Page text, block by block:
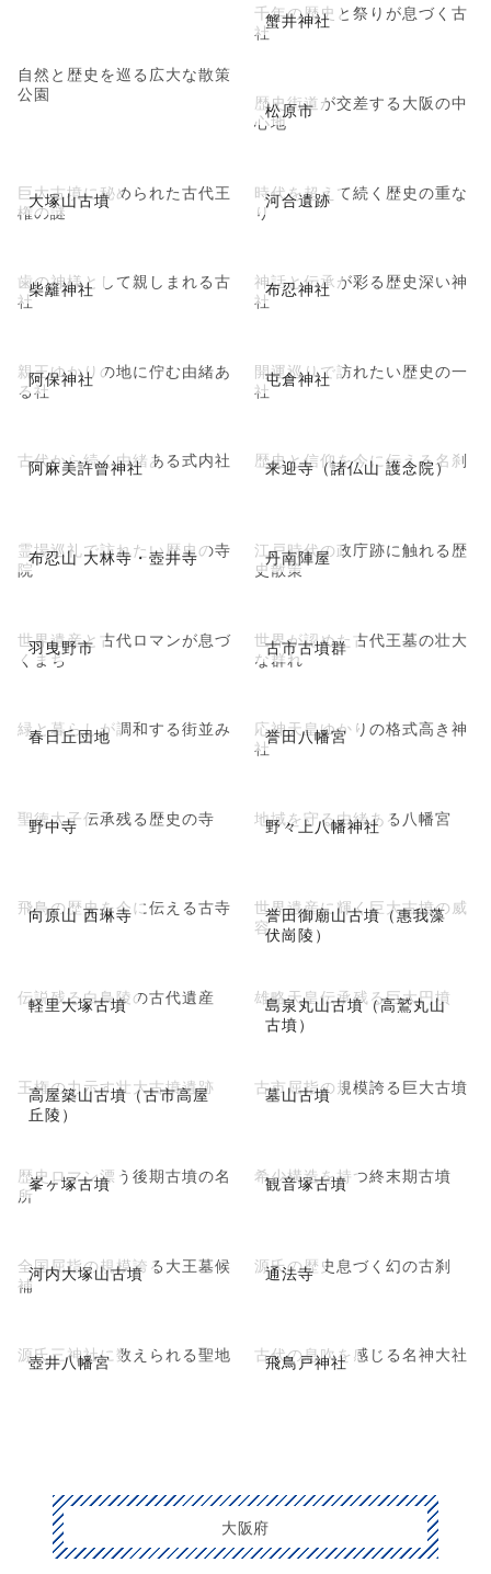
自然と歴史を巡る広大な散策
公園
蟹井神社
千年の歴史と祭りが息づく古
社
松原市
歴史街道が交差する大阪の中
心地
大塚山古墳
巨大古墳に秘められた古代王
権の謎
河合遺跡
時代を超えて続く歴史の重な
り
柴籬神社
歯の神様として親しまれる古
社
布忍神社
神話と伝承が彩る歴史深い神
社
阿保神社
親王ゆかりの地に佇む由緒あ
る社
屯倉神社
開運巡りで訪れたい歴史の一
社
阿麻美許曾神社
古代から続く由緒ある式内社 来迎寺（諸仏山 護念院）
歴史と信仰を今に伝える名刹
布忍山 大林寺・壺井寺
霊場巡礼で訪れたい歴史の寺
院
丹南陣屋
江戸時代の政庁跡に触れる歴
史散策
羽曳野市
世界遺産と古代ロマンが息づ
くまち
古市古墳群
世界が認めた古代王墓の壮大
な群れ
春日丘団地
緑と暮らしが調和する街並み 誉田八幡宮
応神天皇ゆかりの格式高き神
社
野中寺
聖徳太子伝承残る歴史の寺 野々上八幡神社
地域を守る由緒ある八幡宮
向原山 西琳寺
飛鳥の歴史を今に伝える古寺
誉田御廟山古墳（惠我藻
伏崗陵）
世界遺産に輝く巨大古墳の威
容
軽里大塚古墳
伝説残る白鳥陵の古代遺産
島泉丸山古墳（高鷲丸山
古墳）
雄略天皇伝承残る巨大円墳
高屋築山古墳（古市高屋
丘陵）
王権の力示す壮大古墳遺跡 墓山古墳
古市屈指の規模誇る巨大古墳
峯ヶ塚古墳
歴史ロマン漂う後期古墳の名
所
観音塚古墳
希少構造を持つ終末期古墳
河内大塚山古墳
全国屈指の規模誇る大王墓候
補
通法寺
源氏の歴史息づく幻の古刹
壺井八幡宮
源氏三神社に数えられる聖地 飛鳥戸神社
古代の息吹を感じる名神大社
大阪府